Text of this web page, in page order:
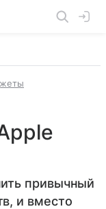
привычный
и вместо